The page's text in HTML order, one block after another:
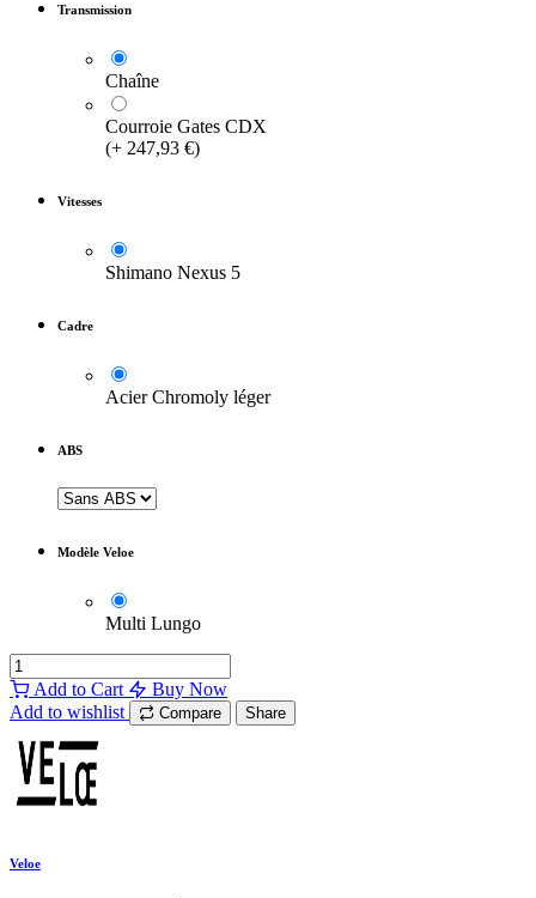
Transmission
Chaîne
Courroie Gates CDX
(+ 247,93 €)
Vitesses
Shimano Nexus 5
Cadre
Acier Chromoly léger
ABS
Modèle Veloe
Multi Lungo
Add to Cart
Buy Now
Add to wishlist
Compare Share
Veloe